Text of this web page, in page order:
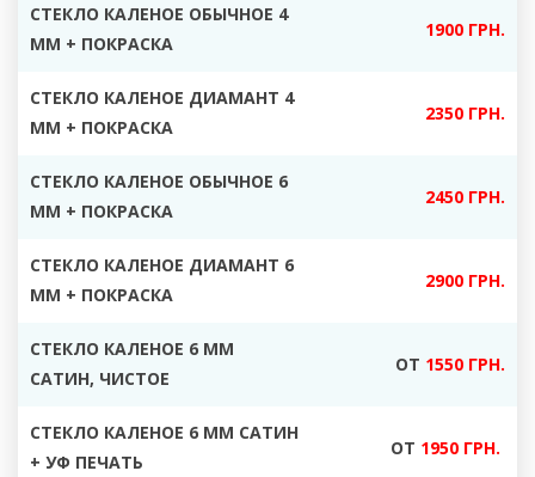
СТЕКЛО КАЛЕНОЕ ОБЫЧНОЕ 4
ММ + ПОКРАСКА
1900 ГРН.
СТЕКЛО КАЛЕНОЕ ДИАМАНТ 4
ММ + ПОКРАСКА
2350 ГРН.
СТЕКЛО КАЛЕНОЕ ОБЫЧНОЕ 6
ММ + ПОКРАСКА
2450 ГРН.
СТЕКЛО КАЛЕНОЕ ДИАМАНТ 6
ММ + ПОКРАСКА
2900 ГРН.
СТЕКЛО КАЛЕНОЕ 6 ММ
САТИН, ЧИСТОЕ
ОТ 1550 ГРН.
СТЕКЛО КАЛЕНОЕ 6 ММ САТИН
+ УФ ПЕЧАТЬ
ОТ 1950 ГРН.